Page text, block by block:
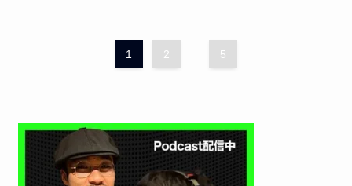
1 2 5